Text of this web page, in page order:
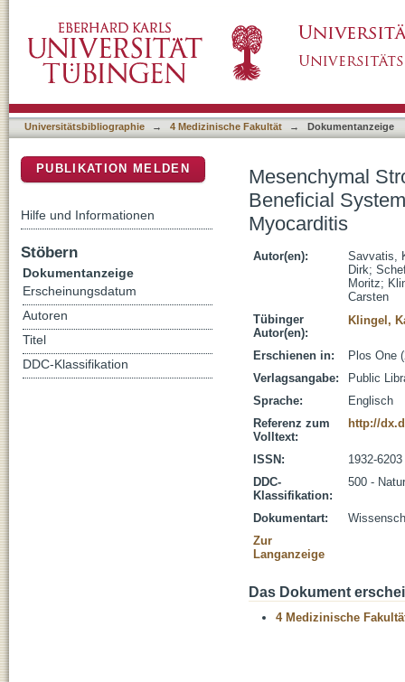
Immunomodulatory Effects in Experimental
Universitätsbibliographie → 4 Medizinische Fakultät → Dokumentanzeige
Mesenchymal
Beneficial
Myocarditis
Autor(en):
Savvatis,
Dirk;
Moritz;
Carsten
Tübinger
Autor(en):
Klingel,
Erschienen in:
Plos One
Verlagsangabe:
Public
Sprache:
Englisch
Referenz zum
Volltext:
http://
ISSN:
1932-6203
DDC-
Klassifikation:
500 -
Dokumentart:
Zur
Langanzeige
Das Dokument
4 Medizinische
PUBLIKATION MELDEN
Hilfe und Informationen
Stöbern
Dokumentanzeige
Erscheinungsdatum
Autoren
Titel
DDC-Klassifikation